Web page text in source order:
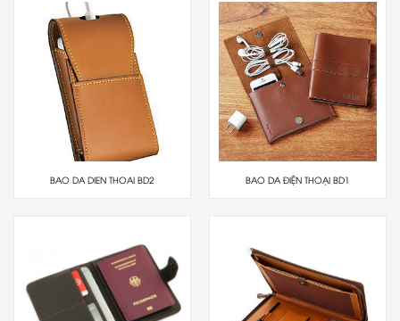
BAO DA DIEN THOAI BD2 BAO DA ĐIỆN THOẠI BD1